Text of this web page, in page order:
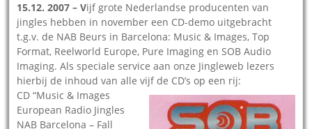
15.12. 2007 – Vijf grote Nederlandse producenten van
jingles hebben in november een CD-demo uitgebracht
t.g.v. de NAB Beurs in Barcelona: Music & Images, Top
Format, Reelworld Europe, Pure Imaging en SOB Audio
Imaging. Als speciale service aan onze Jingleweb lezers
hierbij de inhoud van alle vijf de CD’s op een rij:
CD “Music & Images
European Radio Jingles
NAB Barcelona – Fall